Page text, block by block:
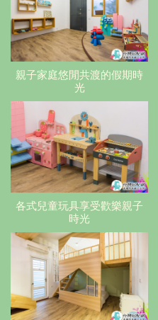
親子家庭悠閒共渡的假期時
光
各式兒童玩具享受歡樂親子
時光